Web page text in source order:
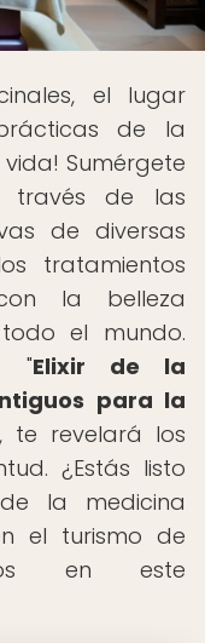
el lugar
de la
Sumérgete
través de las
de diversas
tratamientos
la belleza
el mundo.
"Elixir de la
para la
te revelará los
¿Estás listo
la medicina
el turismo de
en este